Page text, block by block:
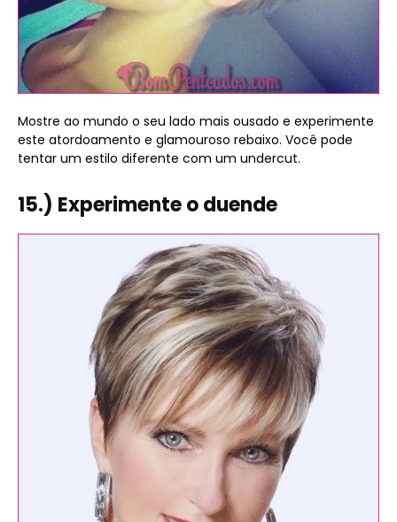
Mostre ao mundo o seu lado mais ousado e experimente
este atordoamento e glamouroso rebaixo. Você pode
tentar um estilo diferente com um undercut.
15.) Experimente o duende